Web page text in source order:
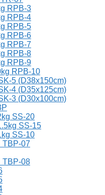
RPB-3
RPB-4
RPB-5
RPB-6
RPB-7
RPB-8
RPB-9
RPB-10
5 (D38x150cm)
4 (D35x125cm)
3 (D30x100cm)
SS-20
SS-15
SS-10
TBP-07
TBP-08